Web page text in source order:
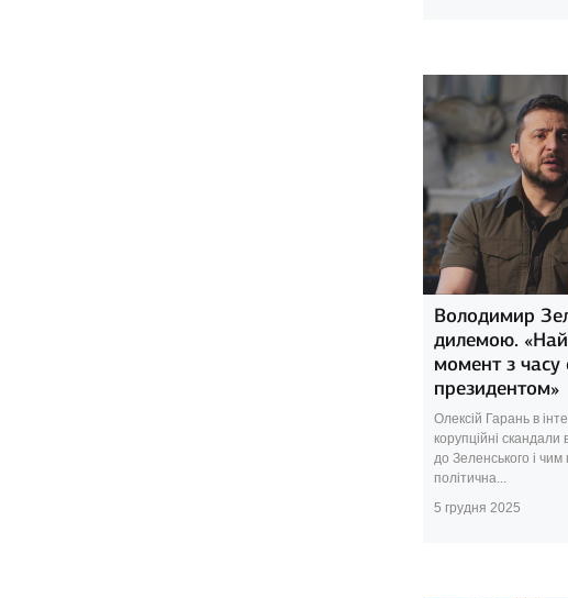
Володимир
дилемою.
момент з часу
президентом»
Олексій Гарань в
корупційні скандали
до Зеленського і чим
політична...
5 грудня 2025